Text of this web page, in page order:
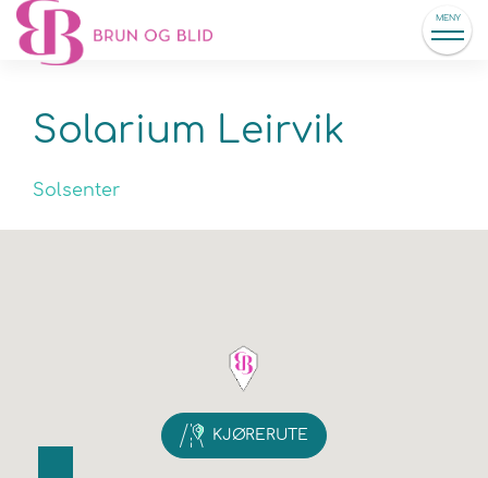
MENY
Solarium Leirvik
Solsenter
KJØRERUTE